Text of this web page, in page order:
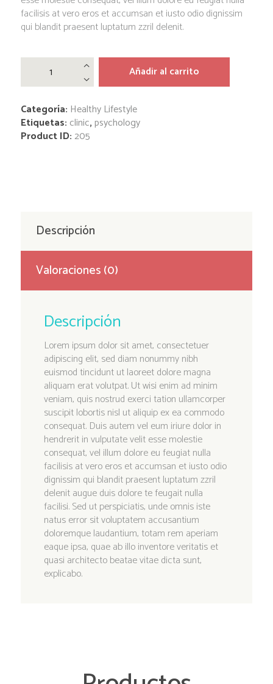
facilisis at vero eros et accumsan et iusto odio dignissim
qui blandit praesent luptatum zzril delenit.
Primary
Criminal
by
Morris
cantidad
Añadir al carrito
Categoría: Healthy Lifestyle
Etiquetas: clinic,psychology
Product ID:205
Descripción
Valoraciones (0)
Descripción
Lorem ipsum dolor sit amet, consectetuer
adipiscing elit, sed diam nonummy nibh
euismod tincidunt ut laoreet dolore magna
aliquam erat volutpat. Ut wisi enim ad minim
veniam, quis nostrud exerci tation ullamcorper
suscipit lobortis nisl ut aliquip ex ea commodo
consequat. Duis autem vel eum iriure dolor in
hendrerit in vulputate velit esse molestie
consequat, vel illum dolore eu feugiat nulla
facilisis at vero eros et accumsan et iusto odio
dignissim qui blandit praesent luptatum zzril
delenit augue duis dolore te feugait nulla
facilisi. Sed ut perspiciatis, unde omnis iste
natus error sit voluptatem accusantium
doloremque laudantium, totam rem aperiam
eaque ipsa, quae ab illo inventore veritatis et
quasi architecto beatae vitae dicta sunt,
explicabo.